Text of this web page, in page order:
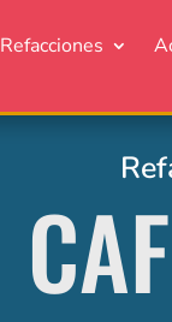
Refacciones